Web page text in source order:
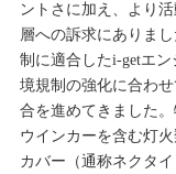
ントさに加え、より
層への訴求にありま
制に適合したi-getエ
境規制の強化に合わ
合を進めてきました。
ウインカーを含む灯
カバー（通称ネクタ